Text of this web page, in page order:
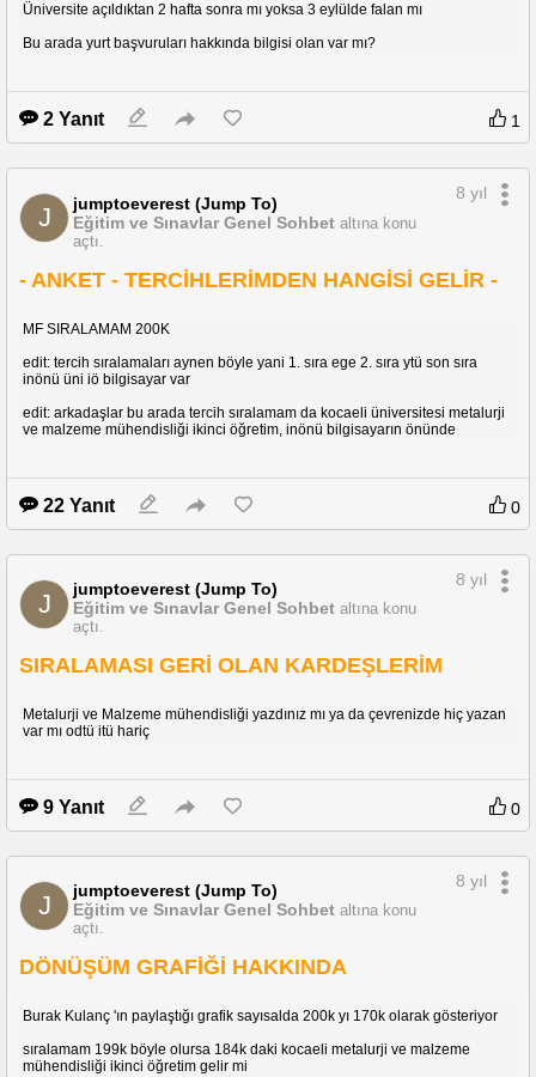
Üniversite açıldıktan 2 hafta sonra mı yoksa 3 eylülde falan mı
Bu arada yurt başvuruları hakkında bilgisi olan var mı?
2 Yanıt 1
J
jumptoeverest (Jump To)
Eğitim ve Sınavlar Genel Sohbet altına konu
açtı.
8 yıl
- ANKET - TERCİHLERİMDEN HANGİSİ GELİR -
MF SIRALAMAM 200K
edit: tercih sıralamaları aynen böyle yani 1. sıra ege 2. sıra ytü son sıra
inönü üni iö bilgisayar var
edit: arkadaşlar bu arada tercih sıralamam da kocaeli üniversitesi metalurji
ve malzeme mühendisliği ikinci öğretim, inönü bilgisayarın önünde
22 Yanıt 0
J
jumptoeverest (Jump To)
Eğitim ve Sınavlar Genel Sohbet altına konu
açtı.
8 yıl
SIRALAMASI GERİ OLAN KARDEŞLERİM
Metalurji ve Malzeme mühendisliği yazdınız mı ya da çevrenizde hiç yazan
var mı odtü itü hariç
9 Yanıt 0
J
jumptoeverest (Jump To)
Eğitim ve Sınavlar Genel Sohbet altına konu
açtı.
8 yıl
DÖNÜŞÜM GRAFİĞİ HAKKINDA
Burak Kulanç 'ın paylaştığı grafik sayısalda 200k yı 170k olarak gösteriyor
sıralamam 199k böyle olursa 184k daki kocaeli metalurji ve malzeme
mühendisliği ikinci öğretim gelir mi